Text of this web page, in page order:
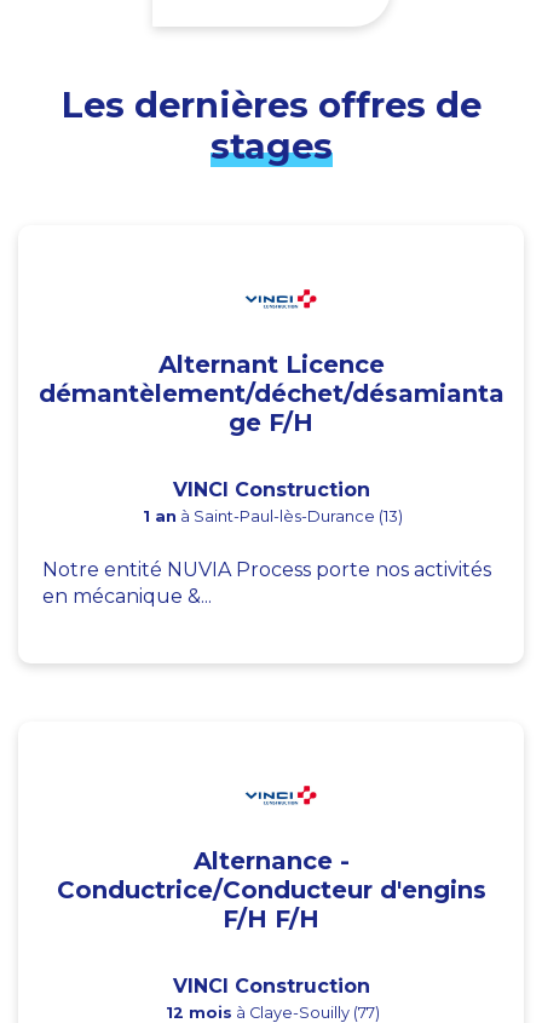
Les dernières offres de
stages
Alternant Licence
démantèlement/déchet/désamianta
ge F/H
VINCI Construction
1 an à Saint-Paul-lès-Durance (13)
Notre entité NUVIA Process porte nos activités
en mécanique &...
Alternance -
Conductrice/Conducteur d'engins
F/H F/H
VINCI Construction
12 mois à Claye-Souilly (77)